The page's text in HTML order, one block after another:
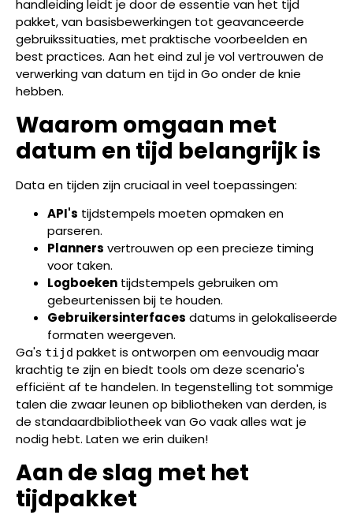
handleiding leidt je door de essentie van het tijd
pakket, van basisbewerkingen tot geavanceerde
gebruikssituaties, met praktische voorbeelden en
best practices. Aan het eind zul je vol vertrouwen de
verwerking van datum en tijd in Go onder de knie
hebben.
Waarom omgaan met
datum en tijd belangrijk is
Data en tijden zijn cruciaal in veel toepassingen:
API's tijdstempels moeten opmaken en
parseren.
Planners vertrouwen op een precieze timing
voor taken.
Logboeken tijdstempels gebruiken om
gebeurtenissen bij te houden.
Gebruikersinterfaces datums in gelokaliseerde
formaten weergeven.
Ga's tijd pakket is ontworpen om eenvoudig maar
krachtig te zijn en biedt tools om deze scenario's
efficiënt af te handelen. In tegenstelling tot sommige
talen die zwaar leunen op bibliotheken van derden, is
de standaardbibliotheek van Go vaak alles wat je
nodig hebt. Laten we erin duiken!
Aan de slag met het
tijdpakket